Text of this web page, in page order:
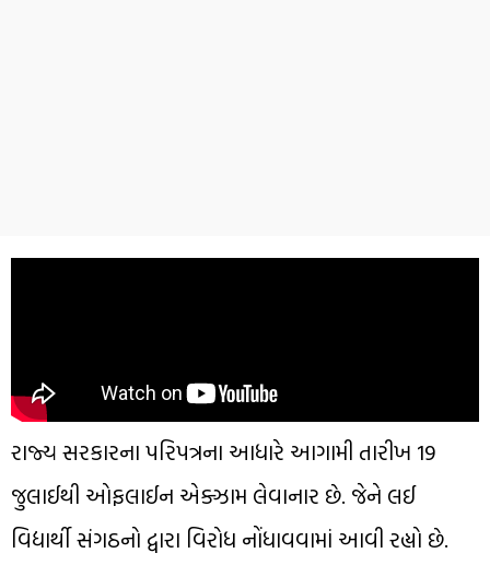
રાજ્ય સરકારના પરિપત્રના આધારે આગામી તારીખ 19
જુલાઈથી ઓફલાઈન એક્ઝામ લેવાનાર છે. જેને લઈ
વિદ્યાર્થી સંગઠનો દ્વારા વિરોધ નોંધાવવામાં આવી રહ્યો છે.